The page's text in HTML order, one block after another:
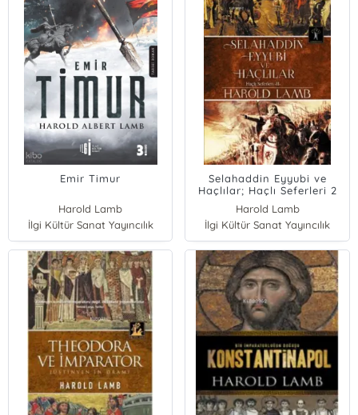
Emir Timur
Harold Lamb
İlgi Kültür Sanat Yayıncılık
Selahaddin Eyyubi ve
Haçlılar; Haçlı Seferleri 2
Harold Lamb
İlgi Kültür Sanat Yayıncılık